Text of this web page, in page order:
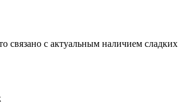
связано с актуальным наличием сладких